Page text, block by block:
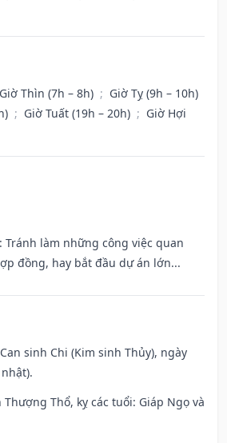
Giờ Thìn (7h – 8h) ; Giờ Tỵ (9h – 10h)
; Giờ Tuất (19h – 20h) ; Giờ Hợi
: Tránh làm những công việc quan
đồng, hay bắt đầu dự án lớn...
sinh Chi (Kim sinh Thủy), ngày
Thổ, kỵ các tuổi: Giáp Ngọ và